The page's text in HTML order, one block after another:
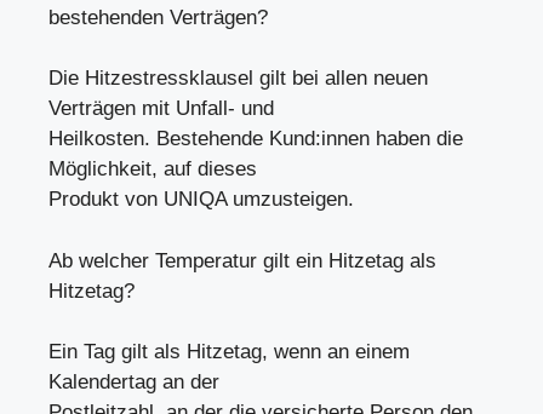
bestehenden Verträgen?
Die Hitzestressklausel gilt bei allen neuen
Verträgen mit Unfall- und
Heilkosten. Bestehende Kund:innen haben die
Möglichkeit, auf dieses
Produkt von UNIQA umzusteigen.
Ab welcher Temperatur gilt ein Hitzetag als
Hitzetag?
Ein Tag gilt als Hitzetag, wenn an einem
Kalendertag an der